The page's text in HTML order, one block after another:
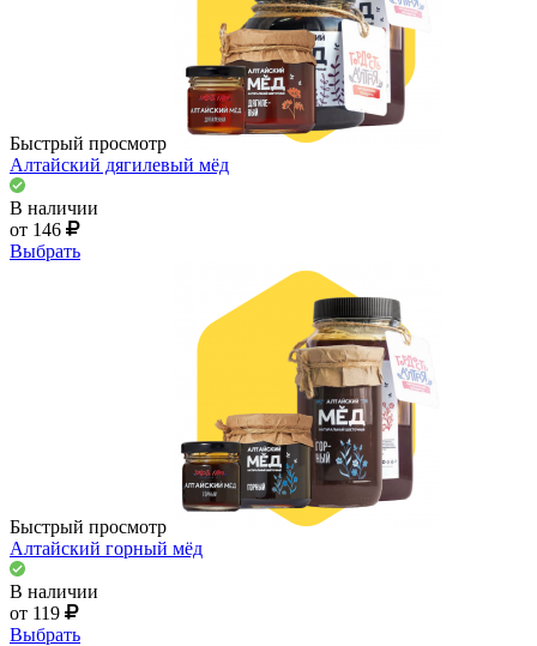
Быстрый просмотр
Алтайский дягилевый мёд
В наличии
от 146
Выбрать
Быстрый просмотр
Алтайский горный мёд
В наличии
от 119
Выбрать